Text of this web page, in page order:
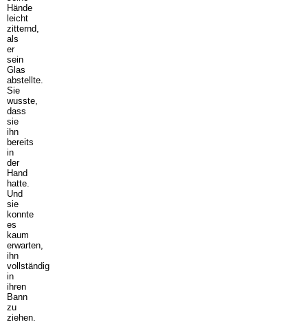
Hände
leicht
zitternd,
als
er
sein
Glas
abstellte.
Sie
wusste,
dass
sie
ihn
bereits
in
der
Hand
hatte.
Und
sie
konnte
es
kaum
erwarten,
ihn
vollständig
in
ihren
Bann
zu
ziehen.